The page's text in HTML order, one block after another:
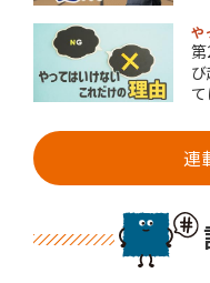
や
て
連